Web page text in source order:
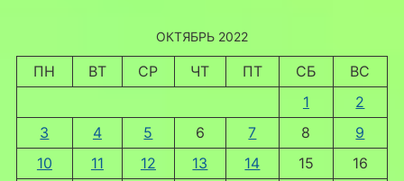
ОКТЯБРЬ 2022
ПН ВТ СР ЧТ ПТ СБ
ВС
1
2
3
4 5 6 7 8
9
10
11 12 13 14 15 16